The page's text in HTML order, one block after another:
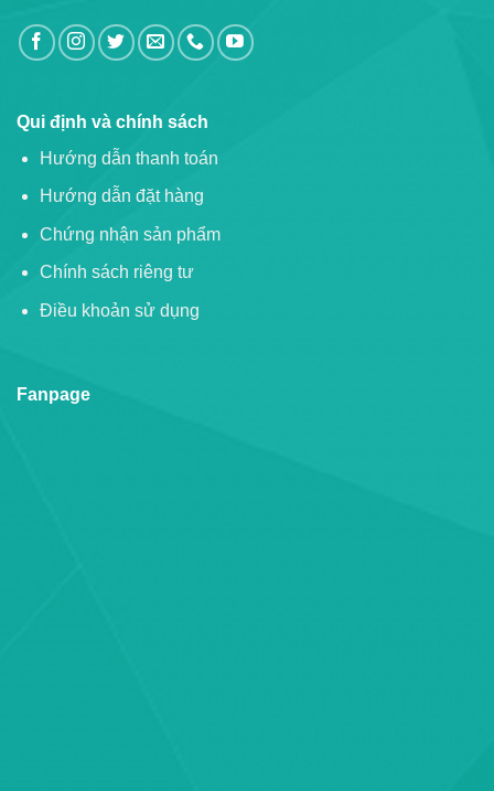
Qui định và chính sách
Hướng dẫn thanh toán
Hướng dẫn đặt hàng
Chứng nhận sản phẩm
Chính sách riêng tư
Điều khoản sử dụng
Fanpage